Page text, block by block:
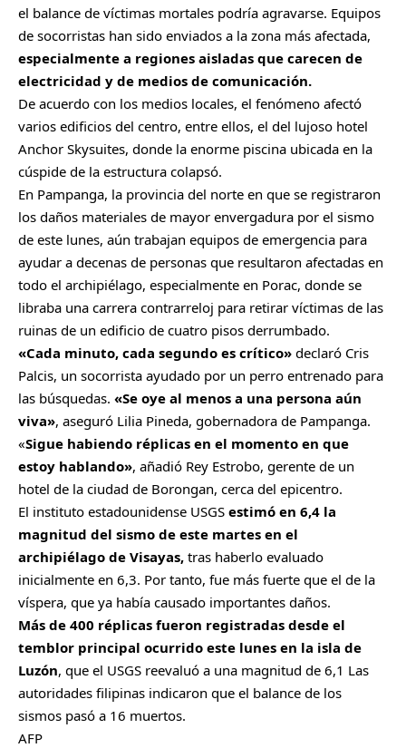
el balance de víctimas mortales podría agravarse. Equipos
de socorristas han sido enviados a la zona más afectada,
especialmente a regiones aisladas que carecen de
electricidad y de medios de comunicación.
De acuerdo con los medios locales, el fenómeno afectó
varios edificios del centro, entre ellos, el del lujoso hotel
Anchor Skysuites, donde la enorme piscina ubicada en la
cúspide de la estructura colapsó.
En Pampanga, la provincia del norte en que se registraron
los daños materiales de mayor envergadura por el sismo
de este lunes, aún trabajan equipos de emergencia para
ayudar a decenas de personas que resultaron afectadas en
todo el archipiélago, especialmente en Porac, donde se
libraba una carrera contrarreloj para retirar víctimas de las
ruinas de un edificio de cuatro pisos derrumbado.
«Cada minuto, cada segundo es crítico» declaró Cris
Palcis, un socorrista ayudado por un perro entrenado para
las búsquedas. «Se oye al menos a una persona aún
viva», aseguró Lilia Pineda, gobernadora de Pampanga.
«Sigue habiendo réplicas en el momento en que
estoy hablando», añadió Rey Estrobo, gerente de un
hotel de la ciudad de Borongan, cerca del epicentro.
El instituto estadounidense USGS estimó en 6,4 la
magnitud del sismo de este martes en el
archipiélago de Visayas, tras haberlo evaluado
inicialmente en 6,3. Por tanto, fue más fuerte que el de la
víspera, que ya había causado importantes daños.
Más de 400 réplicas fueron registradas desde el
temblor principal ocurrido este lunes en la isla de
Luzón, que el USGS reevaluó a una magnitud de 6,1 Las
autoridades filipinas indicaron que el balance de los
sismos pasó a 16 muertos.
AFP